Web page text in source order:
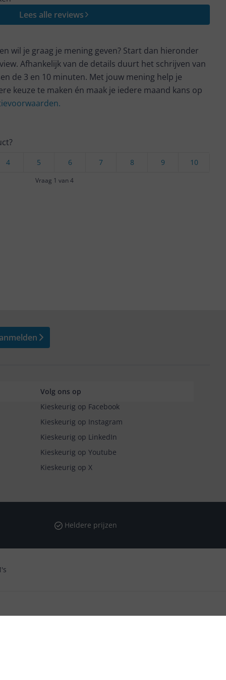
Lees alle reviews
wil je graag je mening geven? Start dan hieronder
Afhankelijk van de details duurt het schrijven van
de 3 en 10 minuten. Met jouw mening help je
keuze te maken én maak je iedere maand kans op
10
9
8
7
6
5
4
Vraag 1 van 4
Volg ons op
Kieskeurig op Facebook
Kieskeurig op Instagram
Kieskeurig op LinkedIn
Kieskeurig op Youtube
Kieskeurig op X
Heldere prijzen